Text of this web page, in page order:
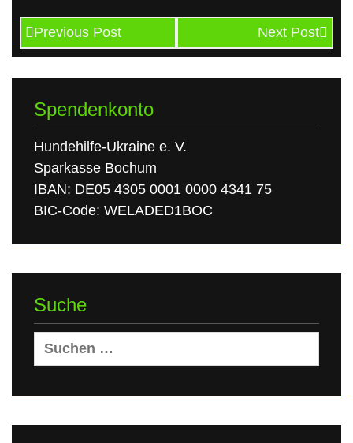
Previous Post Next Post
Spendenkonto
Hundehilfe-Ukraine e. V.
Sparkasse Bochum
IBAN: DE05 4305 0001 0000 4341 75
BIC-Code: WELADED1BOC
Suche
Suchen
nach: